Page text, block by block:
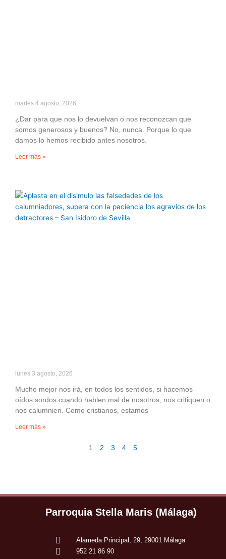
martes 4 agosto, 2026
¿Dar para que nos lo devuelvan o nos reconozcan que
somos generosos y buenos? No, nunca. Porque lo que
damos lo hemos recibido antes nosotros.
Leer más »
lunes 3 agosto, 2026
Mucho mejor nos irá, en todos los sentidos, si hacemos
oídos sordos cuando hablen mal de nosotros, nos critiquen o
nos calumnien. Como cristianos, estamos
Leer más »
1 2 3 4 5
Parroquia Stella Maris (Málaga)
Alameda Principal, 29, 29001 Málaga
952 21 86 90